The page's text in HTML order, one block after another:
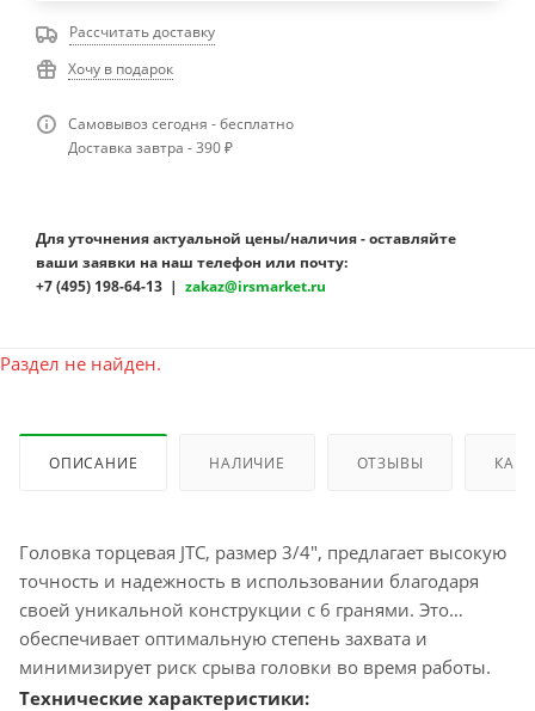
Рассчитать доставку
Хочу в подарок
Самовывоз сегодня - бесплатно
Доставка завтра - 390 ₽
Для уточнения актуальной цены/наличия - оставляйте
ваши заявки на наш телефон или почту:
+7 (495) 198-64-13 | zakaz@irsmarket.ru
Раздел не найден.
ОПИСАНИЕ НАЛИЧИЕ ОТЗЫВЫ КАК
Головка торцевая JTC, размер 3/4", предлагает высокую
точность и надежность в использовании благодаря
своей уникальной конструкции с 6 гранями. Это
обеспечивает оптимальную степень захвата и
минимизирует риск срыва головки во время работы.
Технические характеристики: